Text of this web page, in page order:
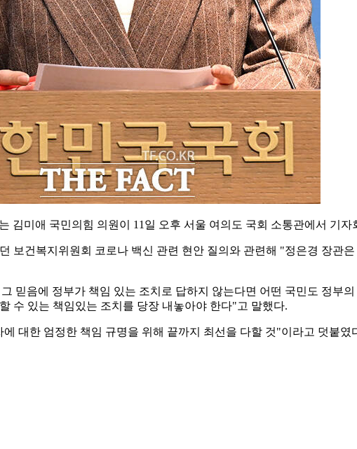
김미애 국민의힘 의원이 11일 오후 서울 여의도 국회 소통관에서 기자
보건복지위원회 코로나 백신 관련 현안 질의와 관련해 "정은경 장관
믿음에 정부가 책임 있는 조치로 답하지 않는다면 어떤 국민도 정부
수 있는 책임있는 조치를 당장 내놓아야 한다"고 말했다.
대한 엄정한 책임 규명을 위해 끝까지 최선을 다할 것"이라고 덧붙였